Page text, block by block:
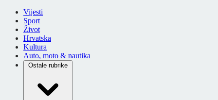
Vijesti
Sport
Život
Hrvatska
Kultura
Auto, moto & nautika
Ostale rubrike